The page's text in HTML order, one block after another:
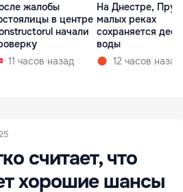
жалобы
в центре
начали
11 часов назад
На Днестре,
малых реках
сохраняется
воды
12 часов назад
считает, что
хорошие шансы